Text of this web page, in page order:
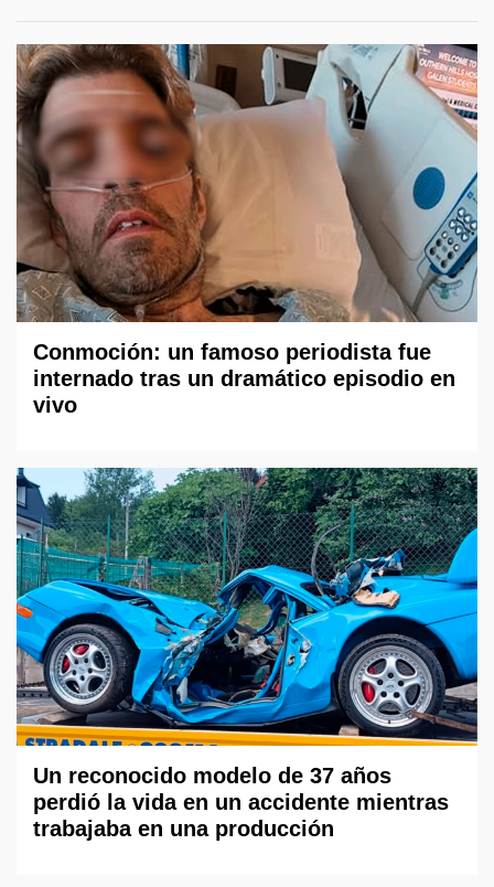
Conmoción: un famoso periodista fue
internado tras un dramático episodio en
vivo
Un reconocido modelo de 37 años
perdió la vida en un accidente mientras
trabajaba en una producción